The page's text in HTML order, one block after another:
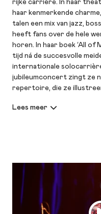
rijke carrière. In haar
haar kenmerkende
talen een mix van jazz,
heeft fans over de hele
horen. In haar boek ‘All
tijd ná de succesvolle
internationale
jubileumconcert zingt ze
repertoire, die ze
grootste zangeressen.
Hubert-Jan Horrocks. Na
greet of nagesprek met
servicemail in de gaten.